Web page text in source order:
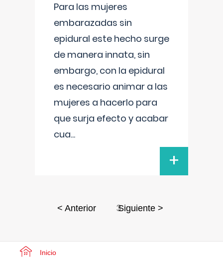
Para las mujeres
embarazadas sin
epidural este hecho surge
de manera innata, sin
embargo, con la epidural
es necesario animar a las
mujeres a hacerlo para
que surja efecto y acabar
cua...
+
< Anterior 3Siguiente >
Inicio